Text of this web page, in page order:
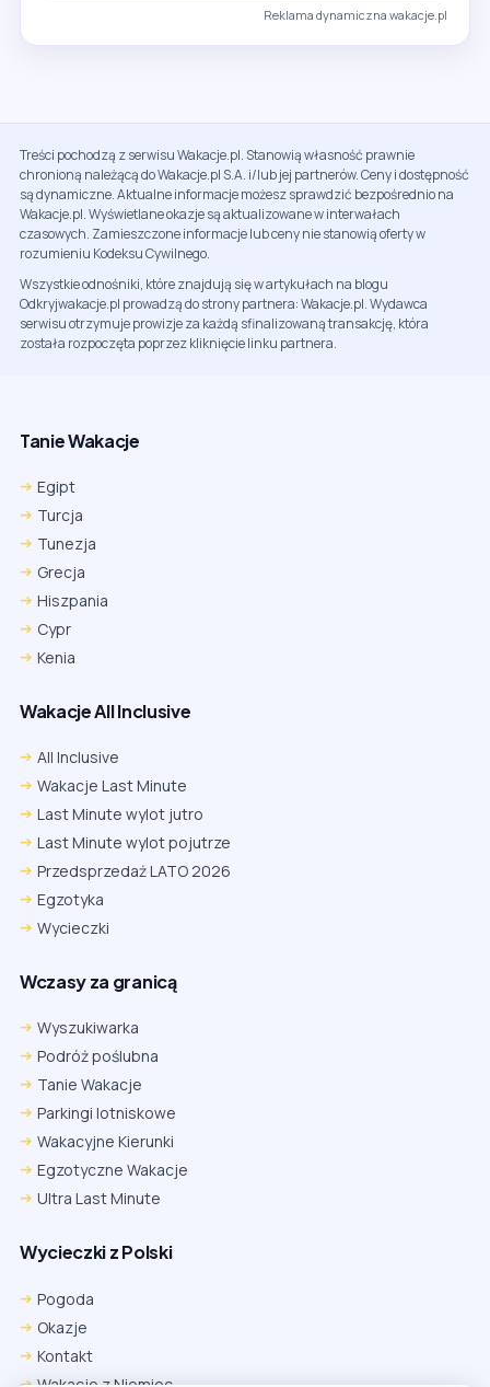
Reklama dynamiczna wakacje.pl
Treści pochodzą z serwisu Wakacje.pl. Stanowią własność prawnie
chronioną należącą do Wakacje.pl S.A. i/lub jej partnerów. Ceny i dostępność
są dynamiczne. Aktualne informacje możesz sprawdzić bezpośrednio na
Wakacje.pl. Wyświetlane okazje są aktualizowane w interwałach
czasowych. Zamieszczone informacje lub ceny nie stanowią oferty w
rozumieniu Kodeksu Cywilnego.
Wszystkie odnośniki, które znajdują się w artykułach na blogu
Odkryjwakacje.pl prowadzą do strony partnera: Wakacje.pl. Wydawca
serwisu otrzymuje prowizje za każdą sfinalizowaną transakcję, która
została rozpoczęta poprzez kliknięcie linku partnera.
Tanie Wakacje
Egipt
Turcja
Tunezja
Grecja
Hiszpania
Cypr
Kenia
Wakacje All Inclusive
All Inclusive
Wakacje Last Minute
Last Minute wylot jutro
Last Minute wylot pojutrze
Przedsprzedaż LATO 2026
Egzotyka
Wycieczki
Wczasy za granicą
Wyszukiwarka
Podróż poślubna
Tanie Wakacje
Parkingi lotniskowe
Wakacyjne Kierunki
Egzotyczne Wakacje
Ultra Last Minute
Wycieczki z Polski
Pogoda
Okazje
Kontakt
Firefox
Ustawienia → Prywatność i bezpieczeństwo → Pliki cookie innych
firm → ustaw „Zezwalaj”.
Na czas rezerwacji nie blokuj cookies i śledzenia dla tej witryny.